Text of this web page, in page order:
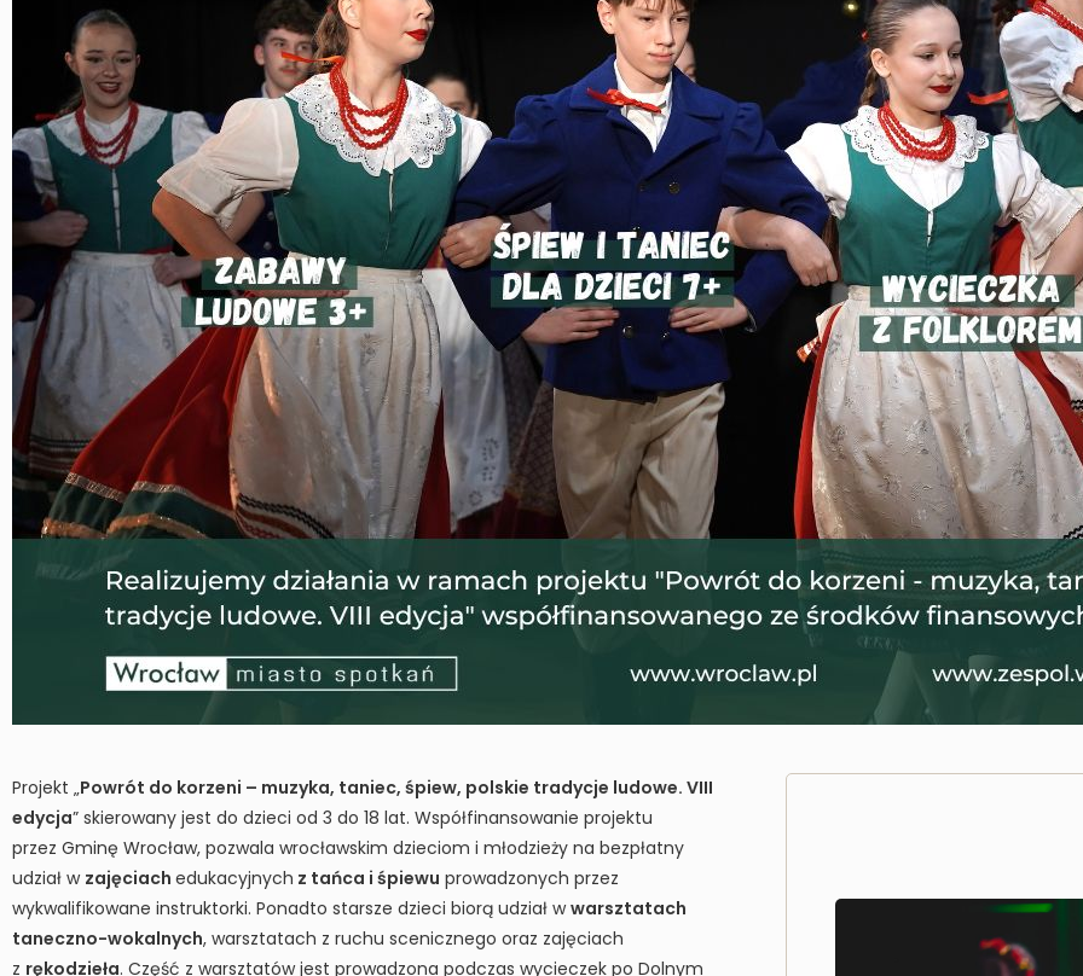
Projekt „Powrót do korzeni – muzyka, taniec, śpiew, polskie tradycje ludowe. VIII
edycja” skierowany jest do dzieci od 3 do 18 lat. Współfinansowanie projektu
przez Gminę Wrocław, pozwala wrocławskim dzieciom i młodzieży na bezpłatny
udział w zajęciach edukacyjnych z tańca i śpiewu prowadzonych przez
wykwalifikowane instruktorki. Ponadto starsze dzieci biorą udział wwarsztatach
taneczno-wokalnych, warsztatach z ruchu scenicznego oraz zajęciach
z rękodzieła. Część z warsztatów jest prowadzona podczas wycieczek po Dolnym